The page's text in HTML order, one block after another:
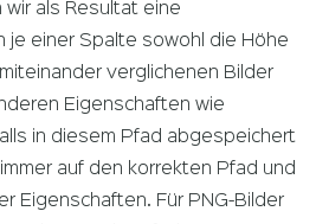
als Resultat eine
je einer Spalte sowohl die Höhe
verglichenen Bilder
Eigenschaften wie
in diesem Pfad abgespeichert
auf den korrekten Pfad und
Eigenschaften. Für PNG-Bilder